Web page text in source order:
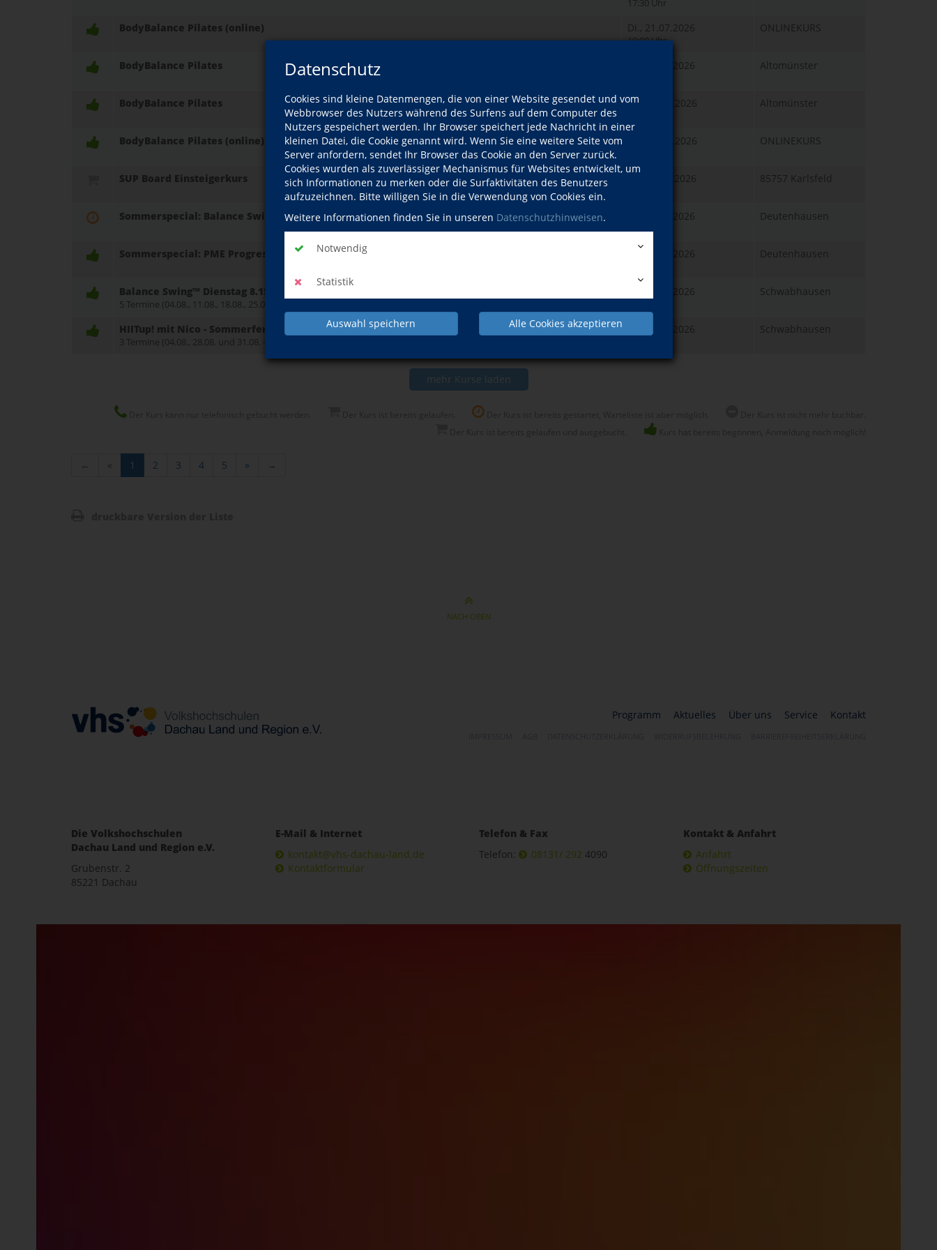
Datenschutz
Cookies sind kleine Datenmengen, die von einer Website gesendet und vom
Webbrowser des Nutzers während des Surfens auf dem Computer des
Nutzers gespeichert werden. Ihr Browser speichert jede Nachricht in einer
kleinen Datei, die Cookie genannt wird. Wenn Sie eine weitere Seite vom
Server anfordern, sendet Ihr Browser das Cookie an den Server zurück.
Cookies wurden als zuverlässiger Mechanismus für Websites entwickelt, um
sich Informationen zu merken oder die Surfaktivitäten des Benutzers
aufzuzeichnen. Bitte willigen Sie in die Verwendung von Cookies ein.
Weitere Informationen finden Sie in unseren Datenschutzhinweisen.
Notwendig
Statistik
Auswahl speichern Alle Cookies akzeptieren
17:30 Uhr
BodyBalance Pilates (online) Di., 21.07.2026
19:00 Uhr
ONLINEKURS
BodyBalance Pilates Di., 21.07.2026 Altomünster
BodyBalance Pilates Mi., 22.07.2026 Altomünster
BodyBalance Pilates (online) Mi., 22.07.2026 ONLINEKURS
SUP Board Einsteigerkurs Sa., 25.07.2026 85757 Karlsfeld
Sommerspecial: Balance Swing mit Dani Di., 28.07.2026
18:00 Uhr
Deutenhausen
Sommerspecial: PME Progressive Muskelentspannung Di., 28.07.2026 Deutenhausen
Balance Swing™ Dienstag 8.15 Uhr - Sommerferienkurs
5 Termine (04.08., 11.08., 18.08., 25.08. und 01.09.)
Di., 04.08.2026 Schwabhausen
HIITup! mit Nico - Sommerferienkurs
3 Termine (04.08., 28.08. und 31.08. - Achtung Uhrzeiten!) - auch einzeln buchbar für 8 Euro
Di., 04.08.2026 Schwabhausen
mehr Kurse laden
← « 1 2 3 4 5 » →
NACH OBEN
Programm Aktuelles Über uns Service Kontakt
Die Volkshochschulen
Dachau Land und Region e.V.
Grubenstr. 2
85221 Dachau
E-Mail & Internet
kontakt@vhs-dachau-land.de
Kontaktformular
Telefon & Fax
Telefon:
08131/ 292 4090
Kontakt & Anfahrt
Anfahrt
Öffnungszeiten